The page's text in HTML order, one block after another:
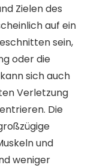
Zielen des
auf ein
sein,
oder die
sich auch
Verletzung
Die
und
weniger